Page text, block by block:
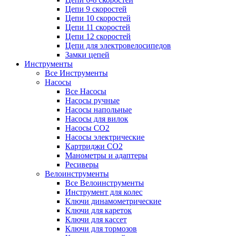
Цепи 9 скоростей
Цепи 10 скоростей
Цепи 11 скоростей
Цепи 12 скоростей
Цепи для электровелосипедов
Замки цепей
Инструменты
Все Инструменты
Насосы
Все Насосы
Насосы ручные
Насосы напольные
Насосы для вилок
Насосы CO2
Насосы электрические
Картриджи CO2
Манометры и адаптеры
Ресиверы
Велоинструменты
Все Велоинструменты
Инструмент для колес
Ключи динамометрические
Ключи для кареток
Ключи для кассет
Ключи для тормозов